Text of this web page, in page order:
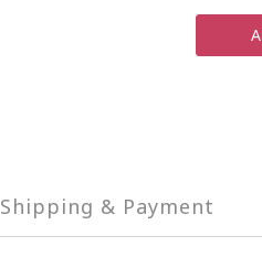
Shipping & Payment